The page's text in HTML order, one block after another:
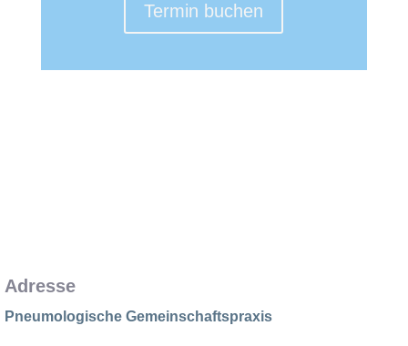
Termin buchen
Adresse
Pneumologische Gemeinschaftspraxis